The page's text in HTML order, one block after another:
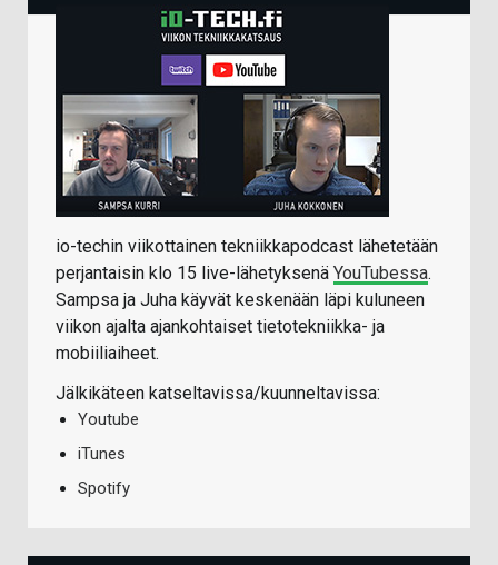
io-techin viikottainen tekniikkapodcast lähetetään
perjantaisin klo 15 live-lähetyksenä YouTubessa.
Sampsa ja Juha käyvät keskenään läpi kuluneen
viikon ajalta ajankohtaiset tietotekniikka- ja
mobiiliaiheet.
Jälkikäteen katseltavissa/kuunneltavissa:
Youtube
iTunes
Spotify